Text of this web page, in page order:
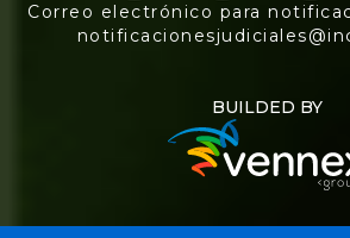
Correo electrónico para
BUILDED BY